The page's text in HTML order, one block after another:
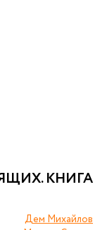
КНИГА
Дем Михайлов